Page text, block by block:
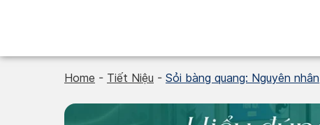
Home - Tiết Niệu - Sỏi bàng quang: Nguyên